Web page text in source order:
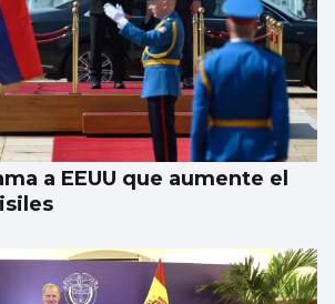
a EEUU que aumente el